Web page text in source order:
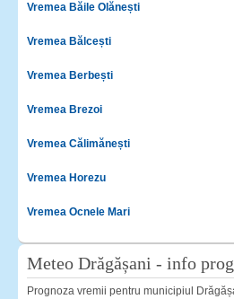
Vremea Băile Olănești
Vremea Bălcești
Vremea Berbești
Vremea Brezoi
Vremea Călimănești
Vremea Horezu
Vremea Ocnele Mari
Meteo Drăgășani - info
Prognoza vremii pentru municipiul